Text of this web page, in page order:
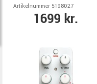
Artikelnummer 5198027
1699 kr.